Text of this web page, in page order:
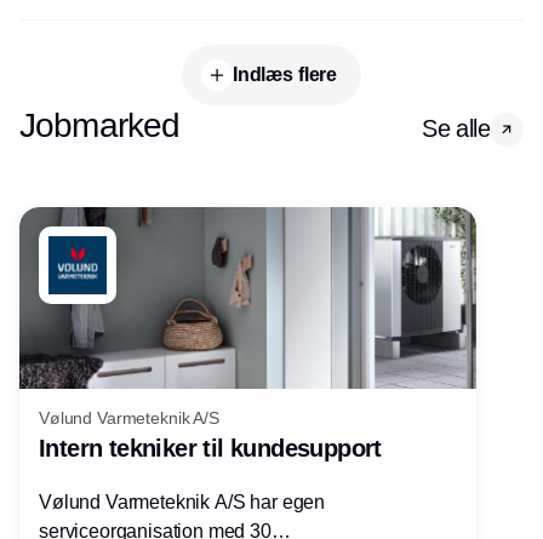
Indlæs flere
Jobmarked Se alle
Vølund Varmeteknik A/S
Intern tekniker til kundesupport
Vølund Varmeteknik A/S har egen
serviceorganisation med 30